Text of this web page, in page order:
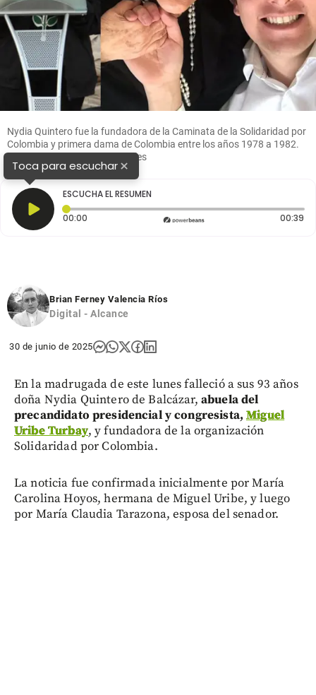
Nydia Quintero fue la fundadora de la Caminata de la Solidaridad por
Colombia y primera dama de Colombia entre los años 1978 a 1982.
Foto: Colprensa y redes sociales
Toca para escuchar×
ESCUCHA EL RESUMEN
00:00 Tiempo transcurrido: 0 segundos 00:39
Brian Ferney Valencia Ríos
Digital - Alcance
30 de junio de 2025
En la madrugada de este lunes falleció a sus 93 años
doña Nydia Quintero de Balcázar, abuela del
precandidato presidencial y congresista,Miguel
Uribe Turbay, y fundadora de la organización
Solidaridad por Colombia.
La noticia fue confirmada inicialmente por María
Carolina Hoyos, hermana de Miguel Uribe, y luego
por María Claudia Tarazona, esposa del senador.